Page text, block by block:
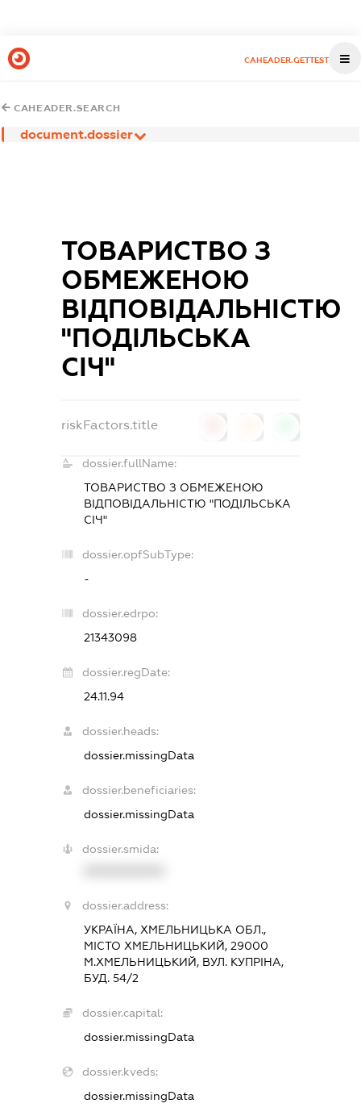
CAHEADER.GETTEST
CAHEADER.SEARCH
document.dossier
ТОВАРИСТВО З
ОБМЕЖЕНОЮ
ВІДПОВІДАЛЬНІСТЮ
"ПОДІЛЬСЬКА
СІЧ"
riskFactors.title
dossier.fullName:
ТОВАРИСТВО З ОБМЕЖЕНОЮ
ВІДПОВІДАЛЬНІСТЮ "ПОДІЛЬСЬКА
СІЧ"
dossier.opfSubType:
-
dossier.edrpo:
21343098
dossier.regDate:
24.11.94
dossier.heads:
dossier.missingData
dossier.beneficiaries:
dossier.missingData
dossier.smida:
dossier.address:
УКРАЇНА, ХМЕЛЬНИЦЬКА ОБЛ.,
МІСТО ХМЕЛЬНИЦЬКИЙ, 29000
М.ХМЕЛЬНИЦЬКИЙ, ВУЛ. КУПРІНА,
БУД. 54/2
dossier.capital:
dossier.missingData
dossier.kveds:
dossier.missingData